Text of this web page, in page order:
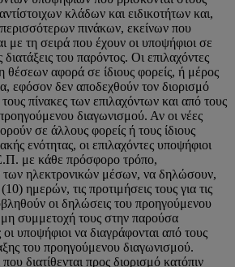
κλάδων και ειδικοτήτων και,
πινάκων, εκείνων που
με τη σειρά που έχουν οι υποψήφιοι σε
του παρόντος. Οι επιλαχόντες
θέσεων αφορά σε ίδιους φορείς, ή μέρος
εφόσον δεν αποδεχθούν τον διορισμό
πίνακες των επιλαχόντων και από τους
διαγωνισμού. Αν οι νέες
σε άλλους φορείς ή τους ίδιους
ενότητας, οι επιλαχόντες υποψήφιοι
με κάθε πρόσφορο τρόπο,
ηλεκτρονικών μέσων, να δηλώσουν,
ημερών, τις προτιμήσεις τους για τις
οι δηλώσεις του προηγούμενου
μη συμμετοχή τους στην παρούσα
υποψήφιοι να διαγράφονται από τους
του προηγούμενου διαγωνισμού.
διατίθενται προς διορισμό κατόπιν